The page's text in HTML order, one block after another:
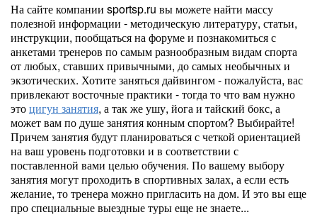
На сайте компании sportsp.ru вы можете найти массу
полезной информации - методическую литературу, статьи,
инструкции, пообщаться на форуме и познакомиться с
анкетами тренеров по самым разнообразным видам спорта
от любых, ставших привычными, до самых необычных и
экзотических. Хотите заняться дайвингом - пожалуйста, вас
привлекают восточные практики - тогда то что вам нужно
этоцигун занятия, а так же ушу, йога и тайский бокс, а
может вам по душе занятия конным спортом? Выбирайте!
Причем занятия будут планироваться с четкой ориентацией
на ваш уровень подготовки и в соответствии с
поставленной вами целью обучения. По вашему выбору
занятия могут проходить в спортивных залах, а если есть
желание, то тренера можно пригласить на дом. И это вы еще
про специальные выездные туры еще не знаете...